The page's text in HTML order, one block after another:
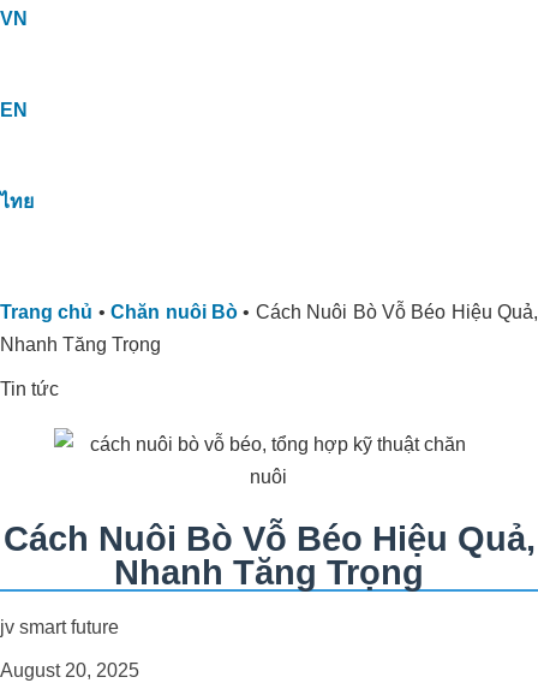
VN
EN
ไทย
Trang chủ •Chăn nuôi Bò• Cách Nuôi Bò Vỗ Béo Hiệu Quả,
Nhanh Tăng Trọng
Tin tức
Cách Nuôi Bò Vỗ Béo Hiệu Quả,
Nhanh Tăng Trọng
jv smart future
August 20, 2025